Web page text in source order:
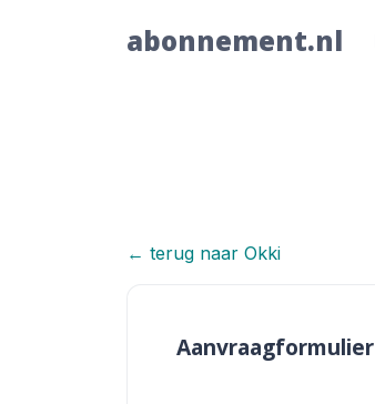
abonnement.nl
← terug naar Okki
Okki
Aanvraagformulier